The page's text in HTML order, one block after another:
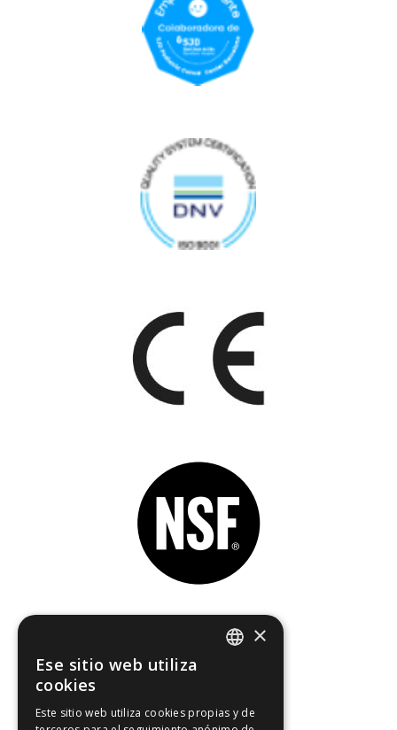
×
Ese sitio web utiliza
cookies
Este sitio web utiliza cookies propias y de